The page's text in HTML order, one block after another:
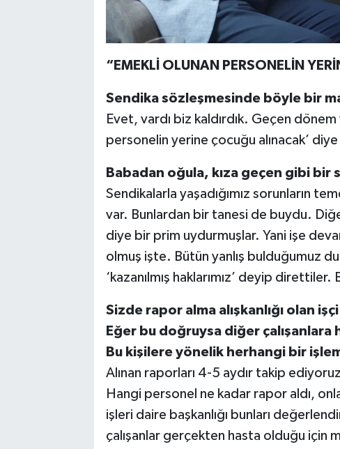
“EMEKLİ OLUNAN PERSONELİN
Sendika sözleşmesinde böyle bir
Evet, vardı biz kaldırdık. Geçen
personelin yerine çocuğu alınacak’
Babadan oğula, kıza geçen gibi bir
Sendikalarla yaşadığımız sorunların
var. Bunlardan bir tanesi de buydu.
diye bir prim uydurmuşlar. Yani işe
olmuş işte. Bütün yanlış bulduğumuz
‘kazanılmış haklarımız’ deyip
Sizde rapor alma alışkanlığı olan
Eğer bu doğruysa diğer çalışanlara
Bu kişilere yönelik herhangi bir
Alınan raporları 4-5 aydır takip
Hangi personel ne kadar rapor aldı,
işleri daire başkanlığı bunları
çalışanlar gerçekten hasta olduğu için